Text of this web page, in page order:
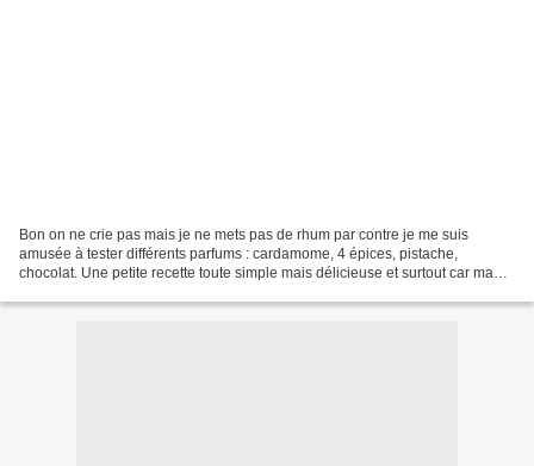
Bon on ne crie pas mais je ne mets pas de rhum par contre je me suis
amusée à tester différents parfums : cardamome, 4 épices, pistache,
chocolat. Une petite recette toute simple mais délicieuse et surtout car ma